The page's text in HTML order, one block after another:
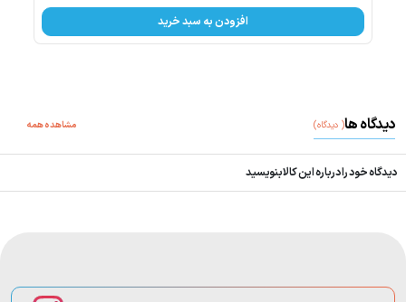
افزودن به سبد خرید
دیدگاه ها( دیدگاه) مشاهده همه
دیدگاه خود را درباره این کالا بنویسید